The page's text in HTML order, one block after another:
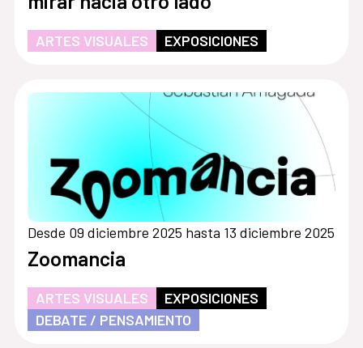
ARTES VISUALES EXPOSICIONES
Desde 09 diciembre 2025 hasta 13 diciembre 2025
Zoomancia
ARTES VISUALES
EXPOSICIONES
DEBATE / PENSAMIENTO